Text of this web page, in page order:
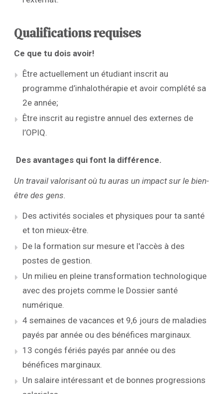
Qualifications requises
Ce que tu dois avoir!
Être actuellement un étudiant inscrit au
programme d’inhalothérapie et avoir complété sa
2e année;
Être inscrit au registre annuel des externes de
l’OPIQ.
Des avantages qui font la différence.
Un travail valorisant où tu auras un impact sur le bien-
être des gens.
Des activités sociales et physiques pour ta santé
et ton mieux-être.
De la formation sur mesure et l'accès à des
postes de gestion.
Un milieu en pleine transformation technologique
avec des projets comme le Dossier santé
numérique.
4 semaines de vacances et 9,6 jours de maladies
payés par année ou des bénéfices marginaux.
13 congés fériés payés par année ou des
bénéfices marginaux.
Un salaire intéressant et de bonnes progressions